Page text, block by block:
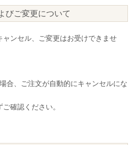
びご変更について
ャンセル、ご変更はお受けできませ
合、ご注文が自動的にキャンセルにな
確認ください。